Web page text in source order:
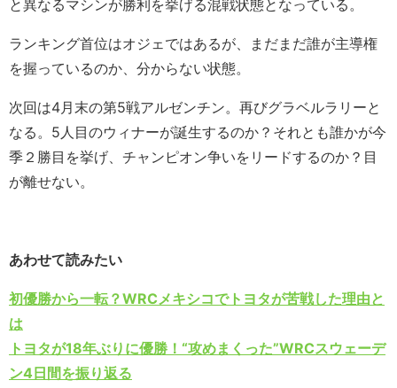
と異なるマシンが勝利を挙げる混戦状態となっている。
ランキング首位はオジェではあるが、まだまだ誰が主導権
を握っているのか、分からない状態。
次回は4月末の第5戦アルゼンチン。再びグラベルラリーと
なる。5人目のウィナーが誕生するのか？それとも誰かが今
季２勝目を挙げ、チャンピオン争いをリードするのか？目
が離せない。
あわせて読みたい
初優勝から一転？WRCメキシコでトヨタが苦戦した理由と
は
トヨタが18年ぶりに優勝！“攻めまくった”WRCスウェーデ
ン4日間を振り返る